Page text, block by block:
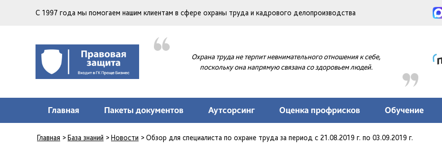
С 1997 года мы помогаем нашим клиентам в сфере охраны труда и кадрового делопроизводства
Охрана труда не терпит невнимательного отношения к себе,
поскольку она напрямую связана со здоровьем людей.
Главная Пакеты документов Аутсорсинг Оценка профрисков Обучение
Главная > База знаний > Новости > Обзор для специалиста по охране труда за период с 21.08.2019 г. по 03.09.2019 г.